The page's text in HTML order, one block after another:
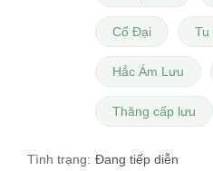
Cổ Đại Tu
Hắc Ám Lưu
Thăng cấp lưu
Tình trạng: Đang tiếp diễn